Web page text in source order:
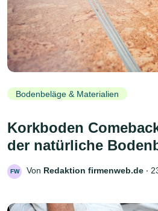
Bodenbeläge & Materialien
Korkboden
der natürliche
FW Von Redaktion firmenweb.de ‧